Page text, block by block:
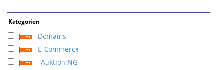
Kategorien
Domains
E-Commerce
Auktion:NG